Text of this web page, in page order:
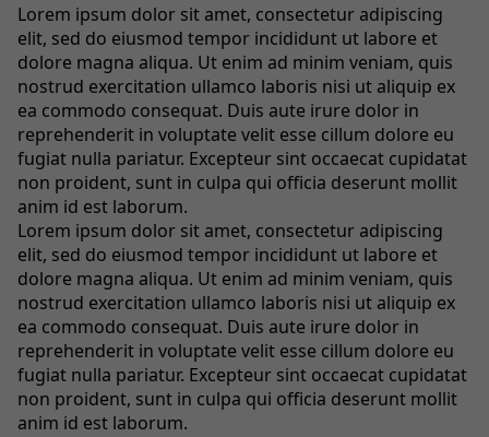
Lorem ipsum dolor sit amet, consectetur adipiscing
elit, sed do eiusmod tempor incididunt ut labore et
dolore magna aliqua. Ut enim ad minim veniam, quis
nostrud exercitation ullamco laboris nisi ut aliquip ex
ea commodo consequat. Duis aute irure dolor in
reprehenderit in voluptate velit esse cillum dolore eu
fugiat nulla pariatur. Excepteur sint occaecat cupidatat
non proident, sunt in culpa qui officia deserunt mollit
anim id est laborum.
Lorem ipsum dolor sit amet, consectetur adipiscing
elit, sed do eiusmod tempor incididunt ut labore et
dolore magna aliqua. Ut enim ad minim veniam, quis
nostrud exercitation ullamco laboris nisi ut aliquip ex
ea commodo consequat. Duis aute irure dolor in
reprehenderit in voluptate velit esse cillum dolore eu
fugiat nulla pariatur. Excepteur sint occaecat cupidatat
non proident, sunt in culpa qui officia deserunt mollit
anim id est laborum.